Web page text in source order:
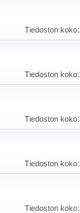
Tiedoston koko:
Tiedoston koko:
Tiedoston koko:
Tiedoston koko:
Tiedoston koko: